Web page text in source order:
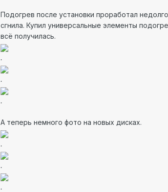
Подогрев после установки проработал
сгнила. Купил универсальные элементы
всё получилась.
.
.
.
А теперь немного фото на новых дисках.
.
.
.